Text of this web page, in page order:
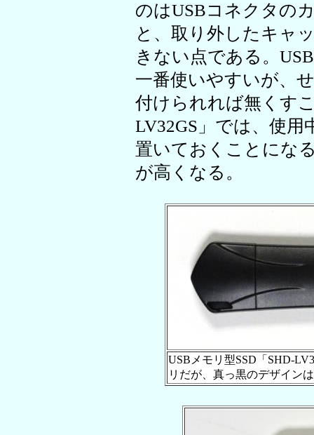
のはUSBコネクタの
と、取り外したキャ
きない点である。
一番使いやすいが、
付けられれば無くす
LV32GS」では、使
置いておくことにな
が高くなる。
USBメモリ型SSD「SHD-
リだが、真っ黒のデザイン